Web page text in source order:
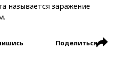
называется заражение
Поделиться